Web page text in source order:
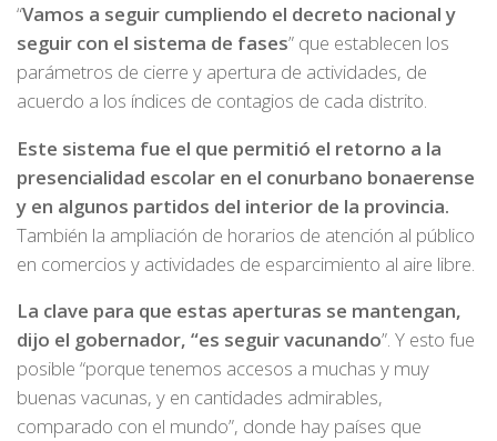
“Vamos a seguir cumpliendo el decreto nacional y
seguir con el sistema de fases” que establecen los
parámetros de cierre y apertura de actividades, de
acuerdo a los índices de contagios de cada distrito.
Este sistema fue el que permitió el retorno a la
presencialidad escolar en el conurbano bonaerense
y en algunos partidos del interior de la provincia.
También la ampliación de horarios de atención al público
en comercios y actividades de esparcimiento al aire libre.
La clave para que estas aperturas se mantengan,
dijo el gobernador, “es seguir vacunando”. Y esto fue
posible “porque tenemos accesos a muchas y muy
buenas vacunas, y en cantidades admirables,
comparado con el mundo”, donde hay países que